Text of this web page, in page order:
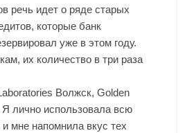
речь идет о ряде старых
которые банк
уже в этом году.
их количество в три раза
Волжск, Golden
лично использовала всю
и мне напомнила вкус тех